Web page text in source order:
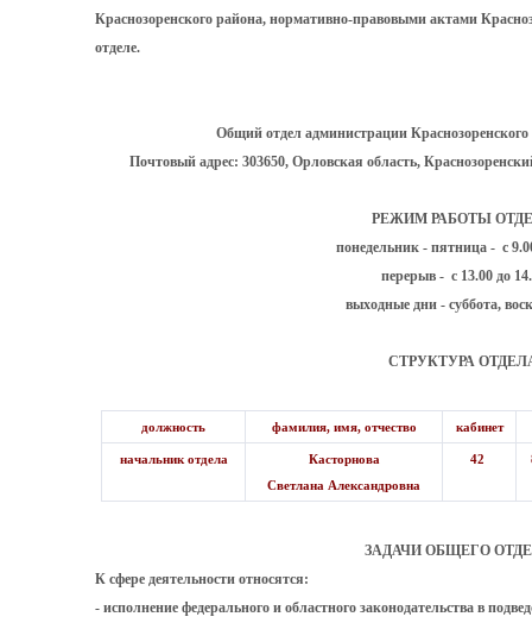
Краснозоренского района, нормативно-правовыми актами
отделе.
Общий отдел администрации
Почтовый адрес: 303650, Орловская область,
РЕЖИМ РАБОТЫ
понедельник - пятница - с
перерыв - с 13.00 до
выходные дни - суббота,
СТРУКТУРА
должность фамилия, имя, отчество кабинет
начальник отдела
Касторнова
Светлана Александровна
42
ЗАДАЧИ ОБЩЕГО
К сфере деятельности относятся:
- исполнение федерального и областного законодательства в